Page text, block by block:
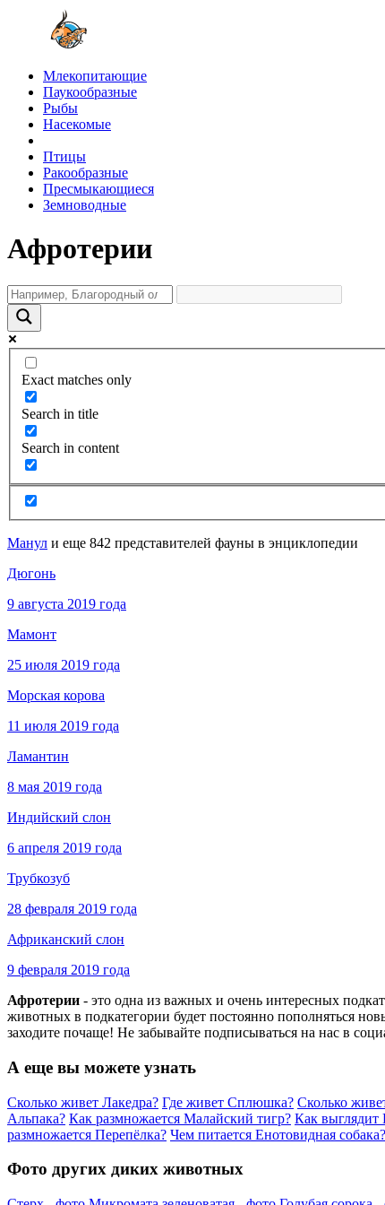
Млекопитающие
Паукообразные
Рыбы
Насекомые
Птицы
Ракообразные
Пресмыкающиеся
Земноводные
Афротерии
Exact matches only
Search in title
Search in content
Манул и еще 842 представителей фауны в энциклопедии
Дюгонь
9 августа 2019 года
Мамонт
25 июля 2019 года
Морская корова
11 июля 2019 года
Ламантин
8 мая 2019 года
Индийский слон
6 апреля 2019 года
Трубкозуб
28 февраля 2019 года
Африканский слон
9 февраля 2019 года
Афротерии - это одна из важных и очень интересных
животных в подкатегории будет постоянно пополняться
заходите почаще! Не забывайте подписываться на нас в
А еще вы можете узнать
Сколько живет Лакедра? Где живет Сплюшка? Сколько
Альпака? Как размножается Малайский тигр? Как выглядит
размножается Перепёлка? Чем питается Енотовидная собака?
Фото других диких животных